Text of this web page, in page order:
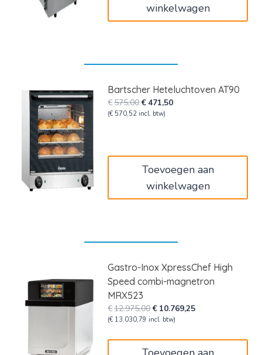
winkelwagen
Bartscher Heteluchtoven AT90
€575,00Oorspronkelijke
prijs
€471,50Huidige
(€ 570,52 incl. btw)
Toevoegen aan
winkelwagen
Gastro-Inox XpressChef High
Speed combi-magnetron
MRX523
€12.975,00Oorspronkelijke
prijs
€ 10.769,25Huidige
(€ 13.030,79 incl. btw)